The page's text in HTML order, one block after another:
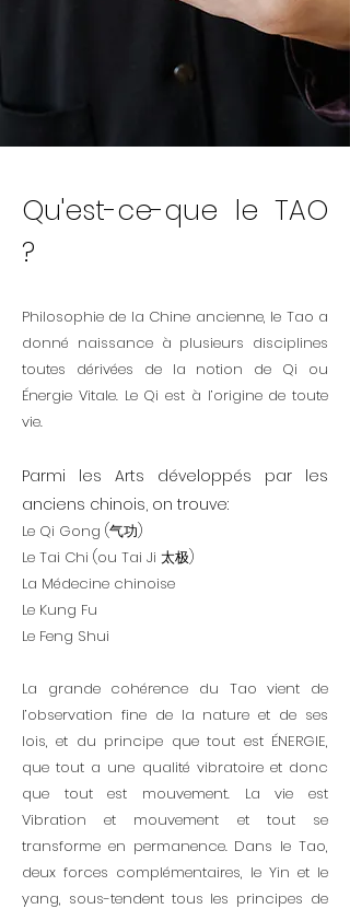
Qu'est-ce-que le TAO
?
Philosophie de la Chine ancienne, le Tao a
donné naissance à plusieurs disciplines
toutes dérivées de la notion de Qi ou
Énergie Vitale. Le Qi est à l’origine de toute
vie.
Parmi les Arts développés par les
anciens chinois, on trouve:
Le Qi Gong (气功)
Le Tai Chi (ou Tai Ji 太极)
La Médecine chinoise
Le Kung Fu
Le Feng Shui
La grande cohérence du Tao vient de
l’observation fine de la nature et de ses
lois, et du principe que tout est ÉNERGIE,
que tout a une qualité vibratoire et donc
que tout est mouvement. La vie est
Vibration et mouvement et tout se
transforme en permanence. Dans le Tao,
deux forces complémentaires, le Yin et le
yang, sous-tendent tous les principes de